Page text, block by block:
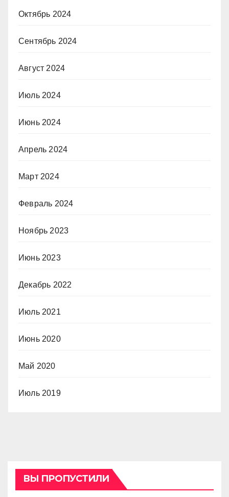
Октябрь 2024
Сентябрь 2024
Август 2024
Июль 2024
Июнь 2024
Апрель 2024
Март 2024
Февраль 2024
Ноябрь 2023
Июнь 2023
Декабрь 2022
Июль 2021
Июнь 2020
Май 2020
Июль 2019
ВЫ ПРОПУСТИЛИ